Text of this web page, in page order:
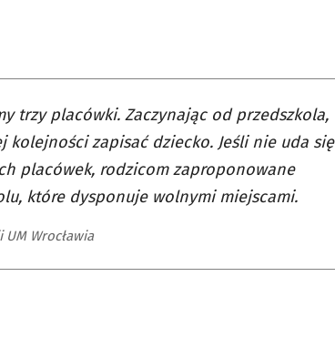
trzy placówki. Zaczynając od przedszkola,
zapisać dziecko. Jeśli nie uda się
placówek, rodzicom zaproponowane
które dysponuje wolnymi miejscami.
Wrocławia